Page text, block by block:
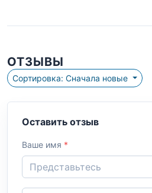
ОТЗЫВЫ
Сортировка: Сначала новые
Оставить отзыв
Ваше имя *